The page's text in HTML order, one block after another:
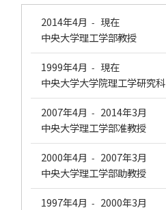
2014年4月 - 現在
中央大学理工学部教授
1999年4月 - 現在
中央大学大学院理工学研究科
2007年4月 - 2014年3月
中央大学理工学部准教授
2000年4月 - 2007年3月
中央大学理工学部助教授
1997年4月 - 2000年3月